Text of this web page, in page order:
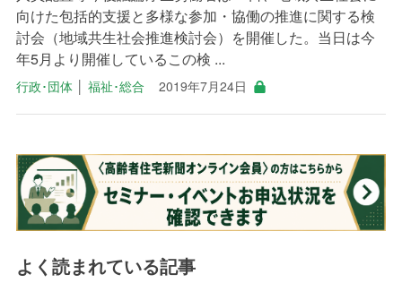
向けた包括的支援と多様な参加・協働の推進に関する検
討会（地域共生社会推進検討会）を開催した。当日は今
年5月より開催しているこの検 ...
行政･団体│ 福祉･総合 2019年7月24日
よく読まれている記事